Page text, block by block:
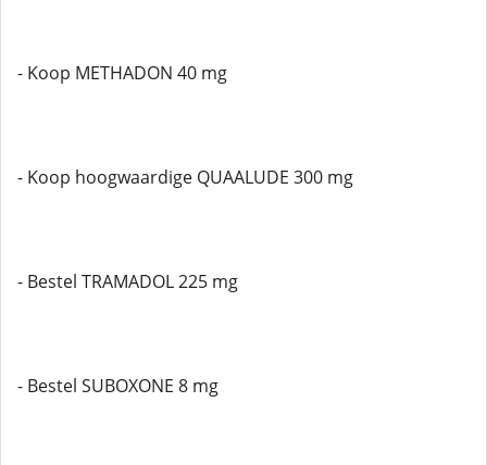
- Koop METHADON 40 mg
- Koop hoogwaardige QUAALUDE 300 mg
- Bestel TRAMADOL 225 mg
- Bestel SUBOXONE 8 mg